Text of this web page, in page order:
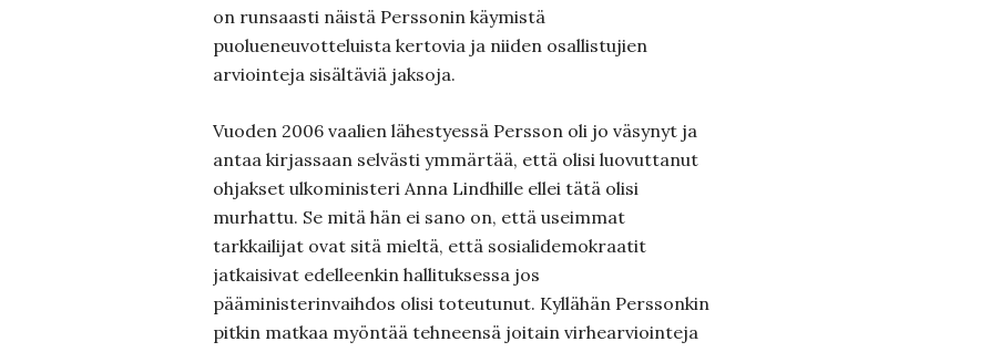
on runsaasti näistä Perssonin käymistä
puolueneuvotteluista kertovia ja niiden osallistujien
arviointeja sisältäviä jaksoja.
Vuoden 2006 vaalien lähestyessä Persson oli jo väsynyt ja
antaa kirjassaan selvästi ymmärtää, että olisi luovuttanut
ohjakset ulkoministeri Anna Lindhille ellei tätä olisi
murhattu. Se mitä hän ei sano on, että useimmat
tarkkailijat ovat sitä mieltä, että sosialidemokraatit
jatkaisivat edelleenkin hallituksessa jos
pääministerinvaihdos olisi toteutunut. Kyllähän Perssonkin
pitkin matkaa myöntää tehneensä joitain virhearviointeja